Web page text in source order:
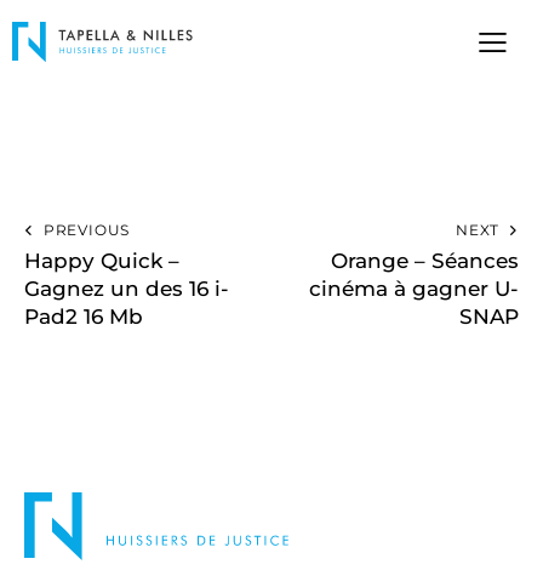
PREVIOUS
Happy Quick –
Gagnez un des 16 i-
Pad2 16 Mb
NEXT
Orange – Séances
cinéma à gagner U-
SNAP